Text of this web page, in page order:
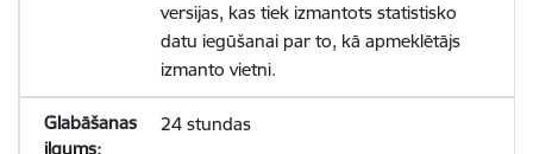
versijas, kas tiek izmantots statistisko
datu iegūšanai par to, kā apmeklētājs
izmanto vietni.
24 stundas